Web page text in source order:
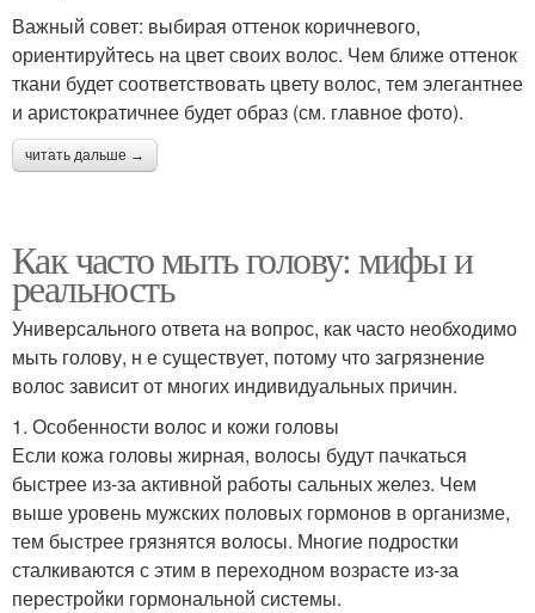
Важный совет: выбирая оттенок коричневого,
ориентируйтесь на цвет своих волос. Чем ближе оттенок
ткани будет соответствовать цвету волос, тем элегантнее
и аристократичнее будет образ (см. главное фото).
читать дальше →
Как часто мыть голову: мифы и
реальность
Универсального ответа на вопрос, как часто необходимо
мыть голову, н е существует, потому что загрязнение
волос зависит от многих индивидуальных причин.
1. Особенности волос и кожи головы
Если кожа головы жирная, волосы будут пачкаться
быстрее из-за активной работы сальных желез. Чем
выше уровень мужских половых гормонов в организме,
тем быстрее грязнятся волосы. Многие подростки
сталкиваются с этим в переходном возрасте из-за
перестройки гормональной системы.